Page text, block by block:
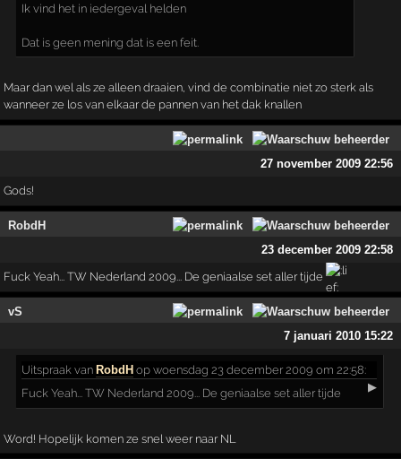
Ik vind het in iedergeval helden
Dat is geen mening dat is een feit.
Maar dan wel als ze alleen draaien, vind de combinatie niet zo sterk als
wanneer ze los van elkaar de pannen van het dak knallen
27 november 2009 22:56
Gods!
RobdH
23 december 2009 22:58
Fuck Yeah... TW Nederland 2009... De geniaalse set aller tijde
vS
7 januari 2010 15:22
Uitspraak vanRobdH op woensdag 23 december 2009 om 22:58:
▶
Fuck Yeah... TW Nederland 2009... De geniaalse set aller tijde
Word! Hopelijk komen ze snel weer naar NL